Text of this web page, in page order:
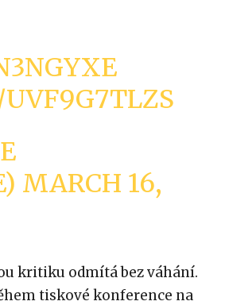
MARCH 16,
kritiku odmítá bez váhání.
tiskové konference na